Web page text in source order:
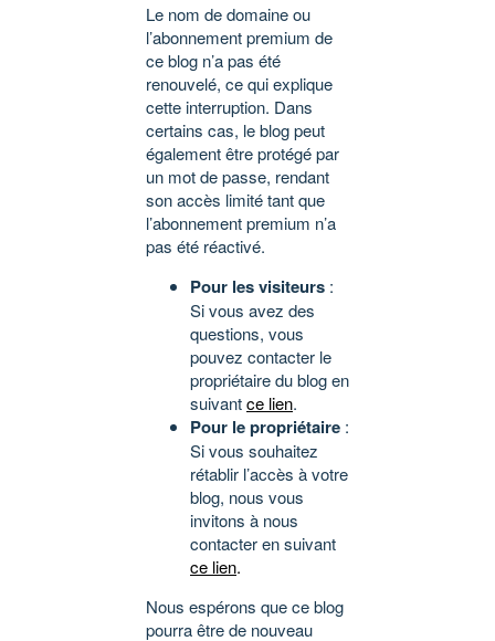
Le nom de domaine ou
l’abonnement premium de
ce blog n’a pas été
renouvelé, ce qui explique
cette interruption. Dans
certains cas, le blog peut
également être protégé par
un mot de passe, rendant
son accès limité tant que
l’abonnement premium n’a
pas été réactivé.
Pour les visiteurs :
Si vous avez des
questions, vous
pouvez contacter le
propriétaire du blog en
suivantce lien.
Pour le propriétaire :
Si vous souhaitez
rétablir l’accès à votre
blog, nous vous
invitons à nous
contacter en suivant
ce lien.
Nous espérons que ce blog
pourra être de nouveau